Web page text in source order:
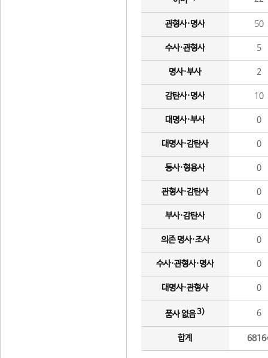
관형사·명사 50
수사·관형사 5
명사·부사 2
감탄사·명사 10
대명사·부사 0
대명사·감탄사 0
동사·형용사 0
관형사·감탄사 0
부사·감탄사 0
의존 명사·조사 0
수사·관형사·명사 0
대명사·관형사 0
품사 없음3) 6
합계